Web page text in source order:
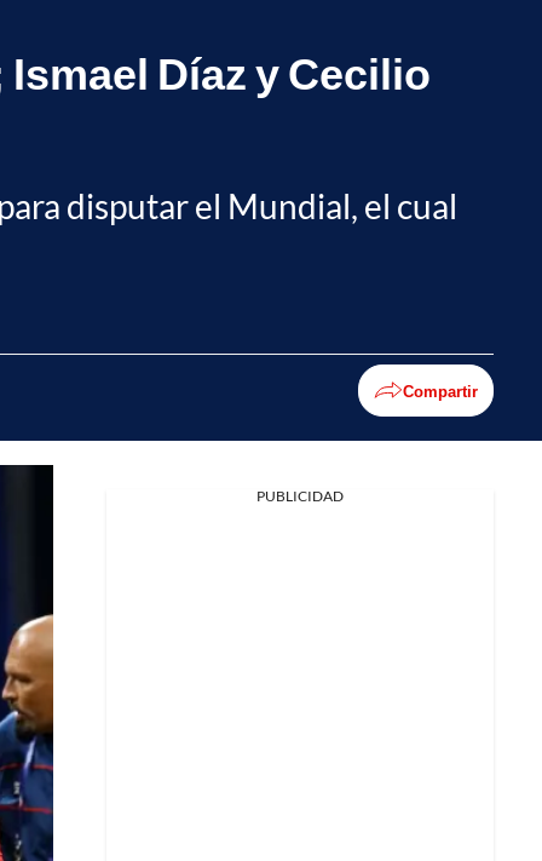
Díaz y Cecilio
disputar el Mundial, el cual
Compartir
PUBLICIDAD